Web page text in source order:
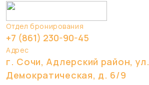
Отдел бронирования
+7 (861) 230-90-45
Адрес
г. Сочи, Адлерский район, ул.
Демократическая, д. 6/9